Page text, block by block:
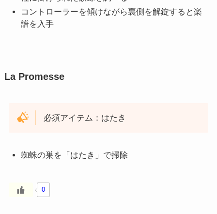
コントローラーを傾けながら裏側を解錠すると楽
譜を入手
La Promesse
必須アイテム：はたき
蜘蛛の巣を「はたき」で掃除
0